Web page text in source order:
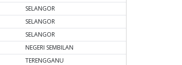
SELANGOR
SELANGOR
SELANGOR
NEGERI SEMBILAN
TERENGGANU